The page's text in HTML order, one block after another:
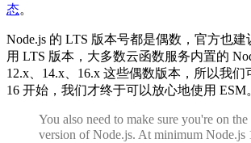
态。
Node.js 的 LTS 版本号都是偶数，官方也
用 LTS 版本，大多数云函数服务内置的
12.x、14.x、16.x 这些偶数版本，所以我们
16 开始，我们才终于可以放心地使用 ESM
You also need to make sure you're on
version of Node.js. At minimum Node.js